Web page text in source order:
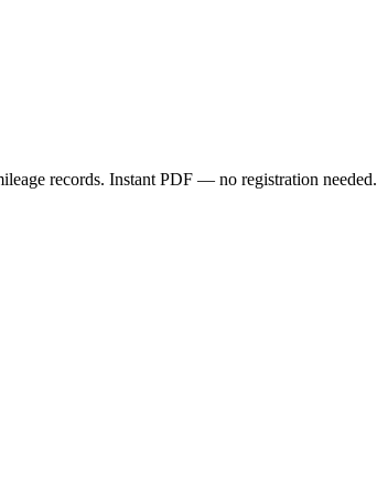
records. Instant PDF — no registration needed.